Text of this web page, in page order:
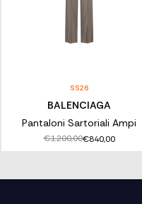
SS26
BALENCIAGA
Pantaloni Sartoriali Ampi
€1.200,00€840,00